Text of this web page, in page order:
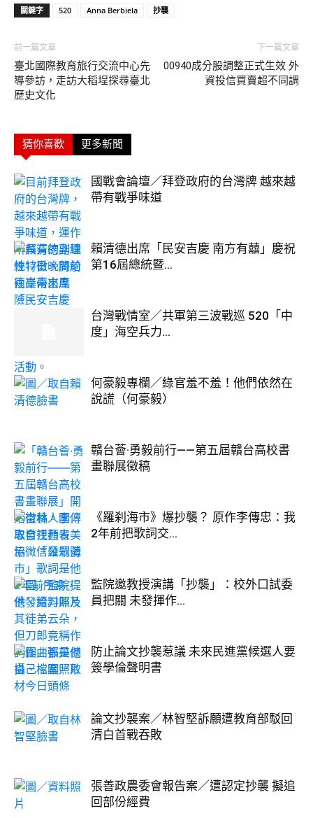
關鍵字 520 Anna Berbiela 抄襲
前一篇文章
臺北國際教育旅行交流中心先
導參訪，走訪大稻埕探尋臺北
歷史文化
下一篇文章
00940成分股調整正式生效 外
資投信買賣超不同調
猜你喜歡 更多新聞
國戰會論壇／拜登政府的台灣牌 越來越
帶有戰爭味道
賴清德出席「民安吉慶 南方有囍」慶祝
第16屆總統暨...
台灣戰情室／共軍第三波戰巡 520「中
度」海空兵力...
何豪毅專欄／綠官羞不羞！他們依然在
說謊（何豪毅）
贛台薈·勇毅前行——第五屆贛台高校書
畫聯展徵稿
《羅刹海市》爆抄襲？ 原作李傳忠：我
2年前把歌詞交...
監院邀教授演講「抄襲」：校外口試委
員把關 未發揮作...
防止論文抄襲惹議 未來民進黨候選人要
簽學倫聲明書
論文抄襲案／林智堅訴願遭教育部駁回
清白首戰吞敗
張善政農委會報告案／遭認定抄襲 擬追
回部份經費